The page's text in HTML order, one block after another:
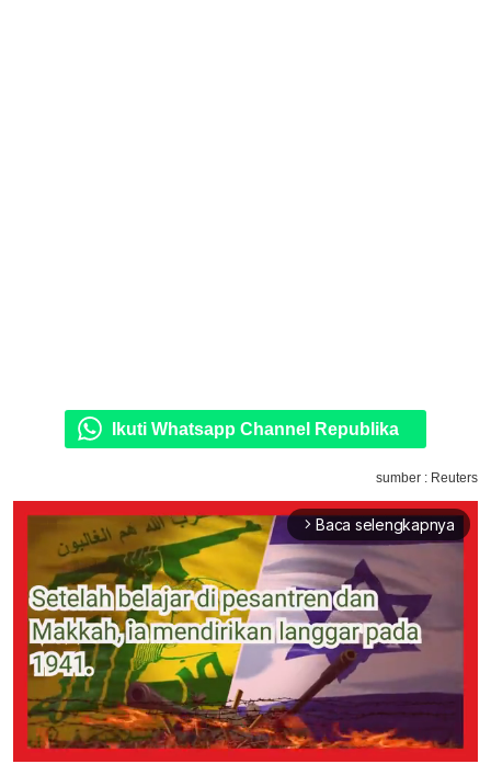
Ikuti Whatsapp Channel Republika
sumber : Reuters
arrow_forward_ios Baca selengkapnya